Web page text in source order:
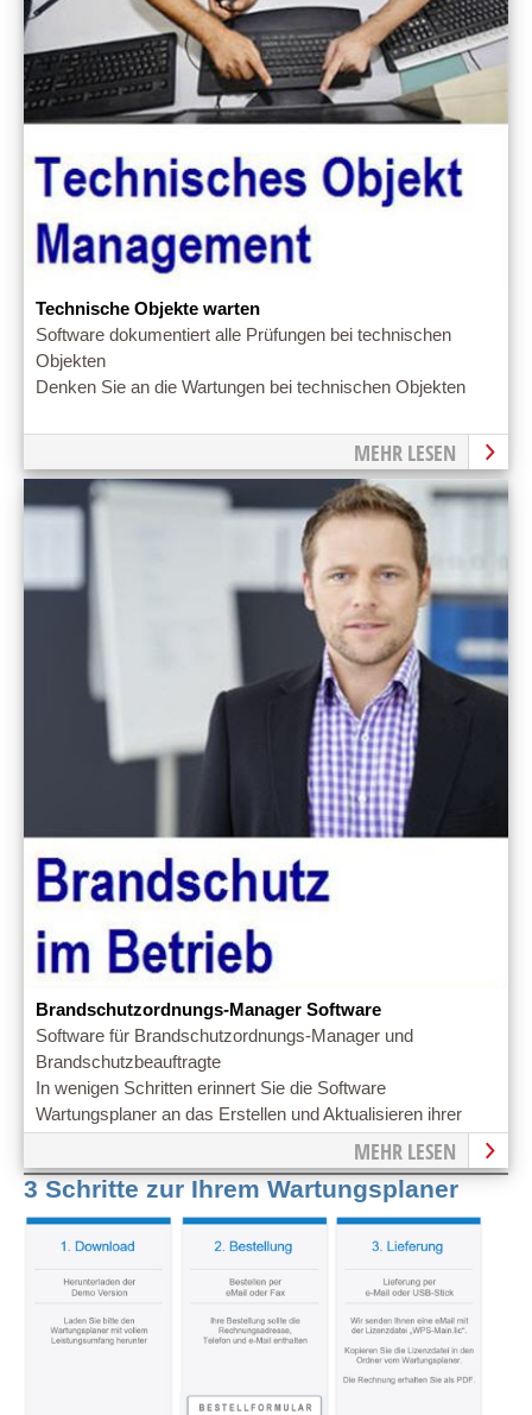
Technische Objekte warten
Software dokumentiert alle Prüfungen bei technischen
Objekten
Denken Sie an die Wartungen bei technischen Objekten
MEHR LESEN
Brandschutzordnungs-Manager Software
Software für Brandschutzordnungs-Manager und
Brandschutzbeauftragte
In wenigen Schritten erinnert Sie die Software
Wartungsplaner an das Erstellen und Aktualisieren ihrer
rechtskonformen Brandschutzordnungen nach DIN 14096.
MEHR LESEN
3 Schritte zur Ihrem Wartungsplaner